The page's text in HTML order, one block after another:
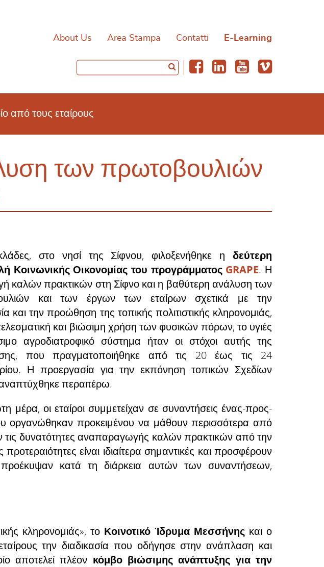
About Us Area Stampa Contatti E-Learning
από τους εταίρους
των πρωτοβουλιών
στο νησί της Σίφνου, φιλοξενήθηκε η δεύτερη
Κοινωνικής Οικονομίας του προγράμματος GRAPE. Η
καλών πρακτικών στη Σίφνο και η βαθύτερη ανάλυση των
και των έργων των εταίρων σχετικά με την
και την προώθηση της τοπικής πολιτιστικής κληρονομιάς,
και βιώσιμη χρήση των φυσικών πόρων, το υγιές
αγροδιατροφικό σύστημα ήταν οι στόχοι αυτής της
που πραγματοποιήθηκε από τις 20 έως τις 24
Η προεργασία για την εκπόνηση τοπικών Σχεδίων
περαιτέρω.
μέρα, οι εταίροι συμμετείχαν σε συναντήσεις ένας-προς-
οργανώθηκαν προκειμένου να μάθουν περισσότερα από
δυνατότητες αναπαραγωγής καλών πρακτικών από την
είναι ιδιαίτερα σημαντικές και προσφέρουν
κατά τη διάρκεια αυτών των συναντήσεων,
κληρονομιάς», το Κοινοτικό Ίδρυμα Μεσσήνης και ο
την διαδικασία που οδήγησε στην ανάπλαση και
αποτελεί πλέον κόμβο βιώσιμης ανάπτυξης για την